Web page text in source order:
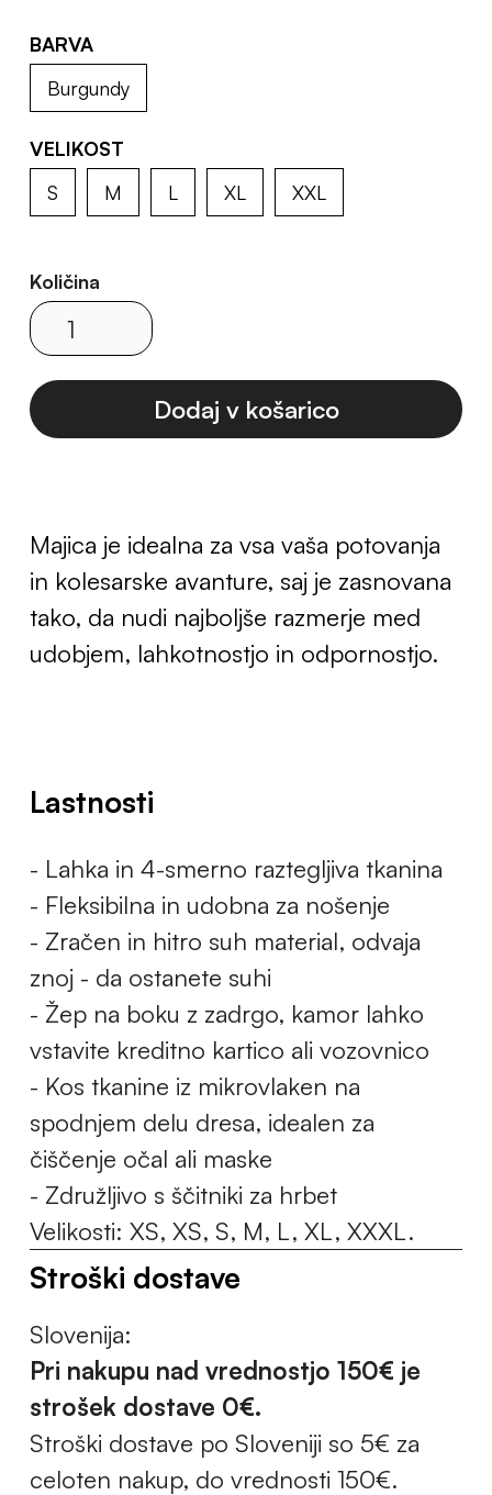
BARVA
Burgundy
VELIKOST
S
M L XL XXL
Količina
Majica je idealna za vsa vaša potovanja
in kolesarske avanture, saj je zasnovana
tako, da nudi najboljše razmerje med
udobjem, lahkotnostjo in odpornostjo.
Lastnosti
- Lahka in 4-smerno raztegljiva tkanina
- Fleksibilna in udobna za nošenje
- Zračen in hitro suh material, odvaja
znoj - da ostanete suhi
- Žep na boku z zadrgo, kamor lahko
vstavite kreditno kartico ali vozovnico
- Kos tkanine iz mikrovlaken na
spodnjem delu dresa, idealen za
čiščenje očal ali maske
- Združljivo s ščitniki za hrbet
Velikosti: XS, XS, S, M, L, XL, XXXL.
Stroški dostave
Slovenija:
Pri nakupu nad vrednostjo 150€ je
strošek dostave 0€.
Stroški dostave po Sloveniji so 5€ za
celoten nakup, do vrednosti 150€.